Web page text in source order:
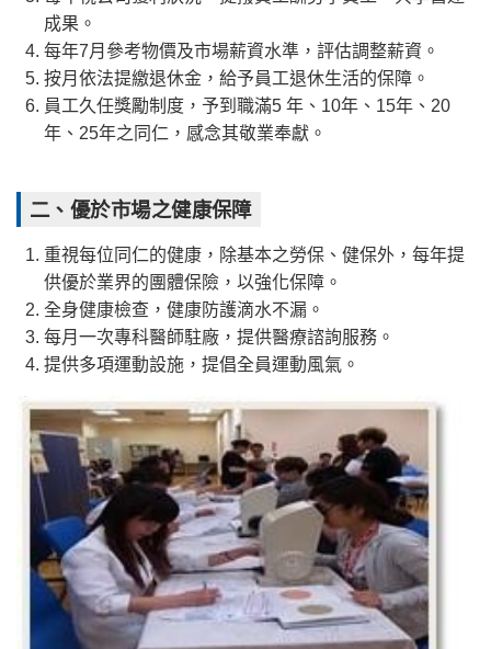
成果。
每年7月參考物價及市場薪資水準，評估調整薪資。
按月依法提繳退休金，給予員工退休生活的保障。
員工久任獎勵制度，予到職滿5 年、10年、15年、20
年、25年之同仁，感念其敬業奉獻。
二、優於市場之健康保障
重視每位同仁的健康，除基本之勞保、健保外，每年提
供優於業界的團體保險，以強化保障。
全身健康檢查，健康防護滴水不漏。
每月一次專科醫師駐廠，提供醫療諮詢服務。
提供多項運動設施，提倡全員運動風氣。